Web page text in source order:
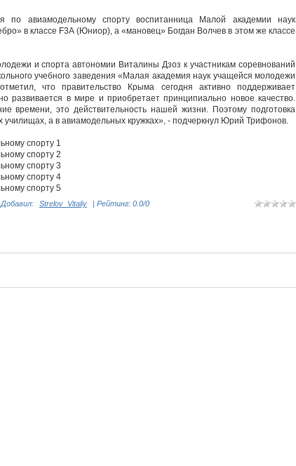
по авиамодельному спорту воспитанница Малой академии наук
в классе F3A (Юниор), а «мановец» Богдан Волчев в этом же классе
и спорта автономии Виталины Дзоз к участникам соревнований
учебного заведения «Малая академия наук учащейся молодежи
что правительство Крыма сегодня активно поддерживает
развивается в мире и приобретает принципиально новое качество.
времени, это действительность нашей жизни. Поэтому подготовка
училищах, а в авиамодельных кружках», - подчеркнул Юрий Трифонов.
Добавил: Strelov_Vitaliy | Рейтинг: 0.0/0